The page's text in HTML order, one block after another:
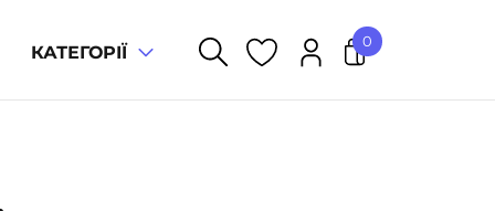
КАТЕГОРІЇ
0
У кошику немає товарів.